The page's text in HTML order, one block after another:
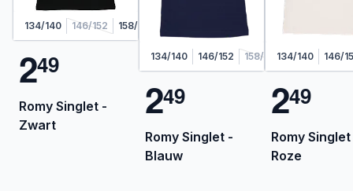
134/140 146/152 158/164
249
Romy Singlet -
Zwart
134/140 146/152 158/164 170/176
249
Romy Singlet -
Blauw
134/140 146/
249
Romy
Roze